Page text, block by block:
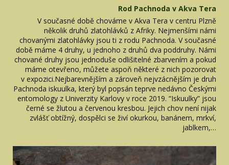
Rod Pachnoda v Akva Tera
V současné době chováme v Akva Tera v centru Plzně
několik druhů zlatohlávků z Afriky. Nejmenšími námi
chovanými zlatohlávky jsou ti z rodu Pachnoda. V současné
době máme 4 druhy, u jednoho z druhů dva poddruhy. Námi
chované druhy jsou jednoduše odlišitelné zbarvením a pokud
máme otevřeno, můžete aspoň některé z nich pozorovat
v expozici.Nejbarevnějším a zároveň nejvzácnějším je druh
Pachnoda iskuulka, který byl popsán teprve nedávno Českými
entomology z Univerzity Karlovy v roce 2019. “Iskuulky” jsou
černé se žlutou a červenou kresbou. Jejich chov není nijak
zvlášť obtížný, dospělci se živí okurkou, banánem, mrkví,
jablkem,…